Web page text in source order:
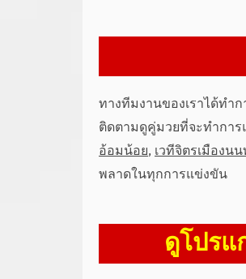
ทางทีมงานของเราได้ทำ
ติดตามดูคู่มวยที่จะทำกา
อ้อมน้อย,เวทีจิตรเมืองน
พลาดในทุกการแข่งขัน
ดูโปร